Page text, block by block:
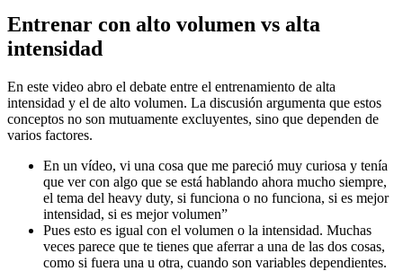
Entrenar con alto volumen vs alta
intensidad
En este video abro el debate entre el entrenamiento de alta
intensidad y el de alto volumen. La discusión argumenta que estos
conceptos no son mutuamente excluyentes, sino que dependen de
varios factores.
En un vídeo, vi una cosa que me pareció muy curiosa y tenía
que ver con algo que se está hablando ahora mucho siempre,
el tema del heavy duty, si funciona o no funciona, si es mejor
intensidad, si es mejor volumen”
Pues esto es igual con el volumen o la intensidad. Muchas
veces parece que te tienes que aferrar a una de las dos cosas,
como si fuera una u otra, cuando son variables dependientes.